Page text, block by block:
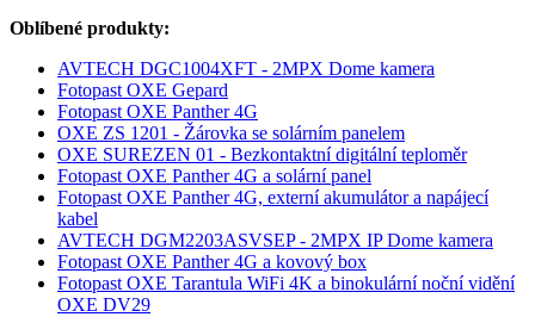
Oblíbené produkty:
AVTECH DGC1004XFT - 2MPX Dome kamera
Fotopast OXE Gepard
Fotopast OXE Panther 4G
OXE ZS 1201 - Žárovka se solárním panelem
OXE SUREZEN 01 - Bezkontaktní digitální teploměr
Fotopast OXE Panther 4G a solární panel
Fotopast OXE Panther 4G, externí akumulátor a napájecí
kabel
AVTECH DGM2203ASVSEP - 2MPX IP Dome kamera
Fotopast OXE Panther 4G a kovový box
Fotopast OXE Tarantula WiFi 4K a binokulární noční vidění
OXE DV29